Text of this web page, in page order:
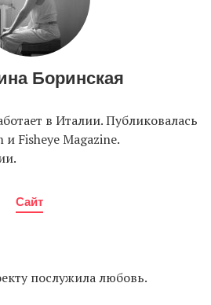
Боринская
в Италии. Публиковалась
Fisheye Magazine.
Сайт
послужила любовь.